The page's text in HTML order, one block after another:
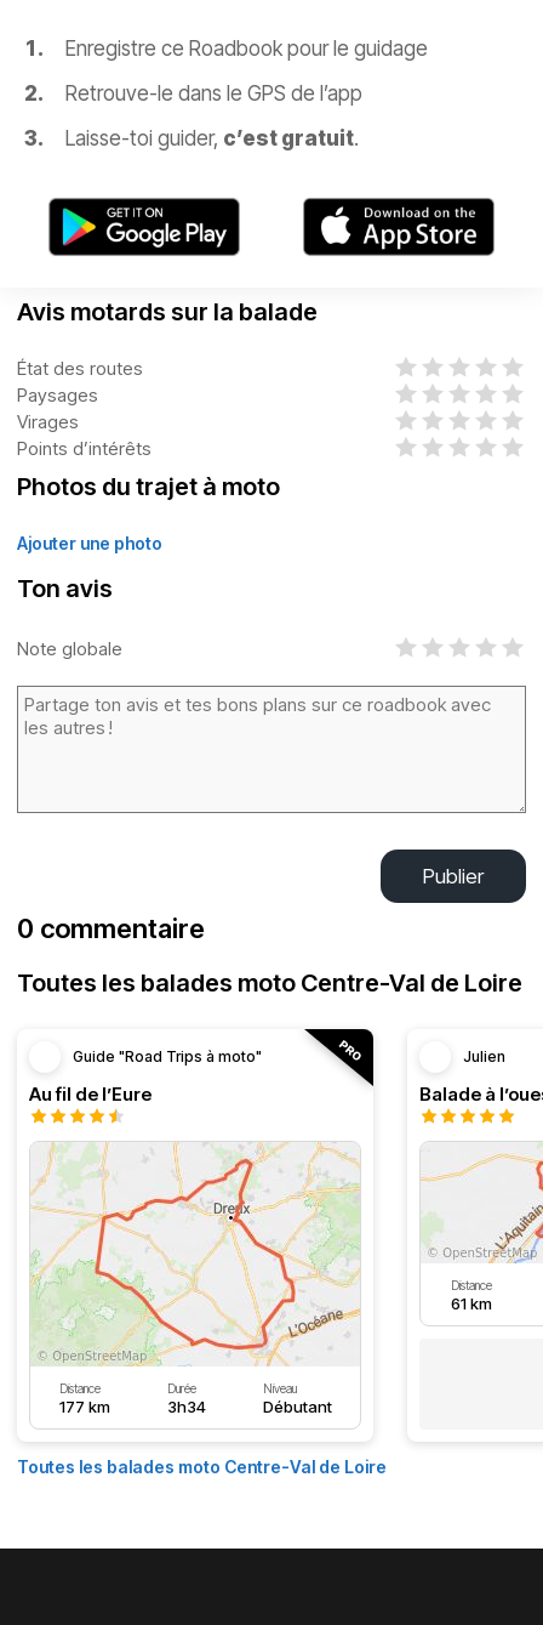
Enregistre ce Roadbook pour le guidage
Retrouve-le dans le GPS de l’app
Laisse-toi guider, c’est gratuit.
Avis motards sur la balade
État des routes
Paysages
Virages
Points d’intérêts
Photos du trajet à moto
Ajouter une photo
Ton avis
Note globale
Publier
0 commentaire
Toutes les balades moto Centre-Val de Loire
Guide "Road Trips à moto"
Au fil de l’Eure
Distance
177 km
Durée
3h34
Niveau
Débutant
Julien
Balade à
Distance
61 km
Toutes les balades moto Centre-Val de Loire